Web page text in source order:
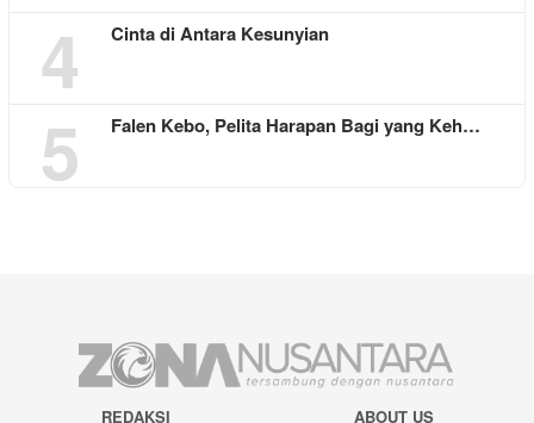
4 Cinta di Antara Kesunyian
5 Falen Kebo, Pelita Harapan Bagi yang Keh…
REDAKSI ABOUT US